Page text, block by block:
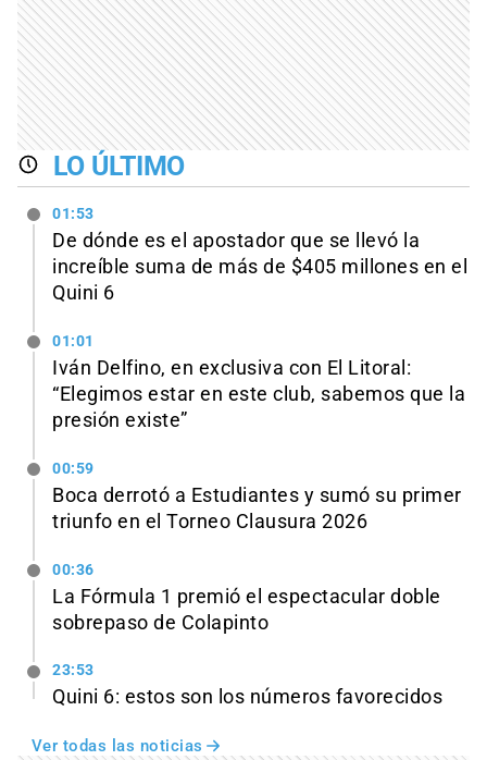
LO ÚLTIMO
01:53
De dónde es el apostador que se llevó la
increíble suma de más de $405 millones en el
Quini 6
01:01
Iván Delfino, en exclusiva con El Litoral:
“Elegimos estar en este club, sabemos que la
presión existe”
00:59
Boca derrotó a Estudiantes y sumó su primer
triunfo en el Torneo Clausura 2026
00:36
La Fórmula 1 premió el espectacular doble
sobrepaso de Colapinto
23:53
Quini 6: estos son los números favorecidos
Ver todas las noticias